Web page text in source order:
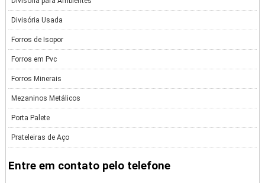
Divisória Usada
Forros de Isopor
Forros em Pvc
Forros Minerais
Mezaninos Metálicos
Porta Palete
Prateleiras de Aço
Entre em contato pelo telefone